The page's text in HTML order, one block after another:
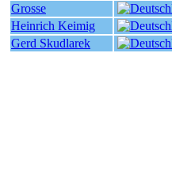
Grosse
Heinrich Keimig
Gerd Skudlarek